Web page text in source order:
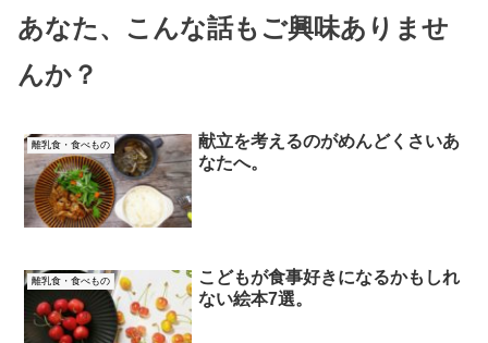
あなた、こんな話もご興味ありませ
んか？
離乳食・食べもの
献立を考えるのがめんどくさいあ
なたへ。
離乳食・食べもの
こどもが食事好きになるかもしれ
ない絵本7選。